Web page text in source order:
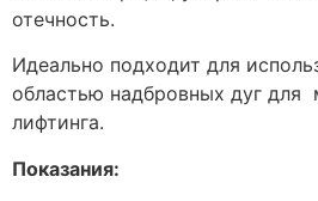
отечность.
Идеально подходит для
областью надбровных дуг для
лифтинга.
Показания: